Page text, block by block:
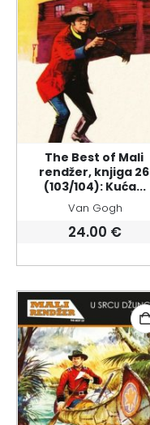
The Best of Mali
rendžer, knjiga 26
(103/104): Kuća...
Van Gogh
24.00 €